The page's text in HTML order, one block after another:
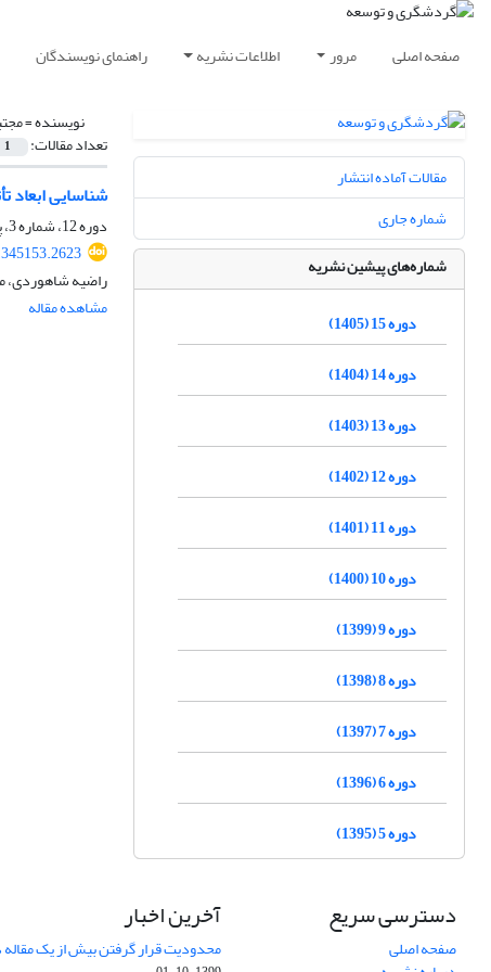
صفحه اصلی مرور اطلاعات نشریه راهنمای نویسندگان
نویسنده =
تعداد مقالات: 1
شناسایی ابعاد
دوره 12، شماره 3، پاییز 1402، صفحه
راضیه شاهوردی،
مشاهده مقاله
مقالات آماده انتشار
شماره جاری
شماره‌های پیشین نشریه
دوره 15 (1405)
دوره 14 (1404)
دوره 13 (1403)
دوره 12 (1402)
دوره 11 (1401)
دوره 10 (1400)
دوره 9 (1399)
دوره 8 (1398)
دوره 7 (1397)
دوره 6 (1396)
دوره 5 (1395)
دسترسی سریع
صفحه اصلی
آخرین اخبار
محدودیت قرار گرفتن بیش از یک مقاله